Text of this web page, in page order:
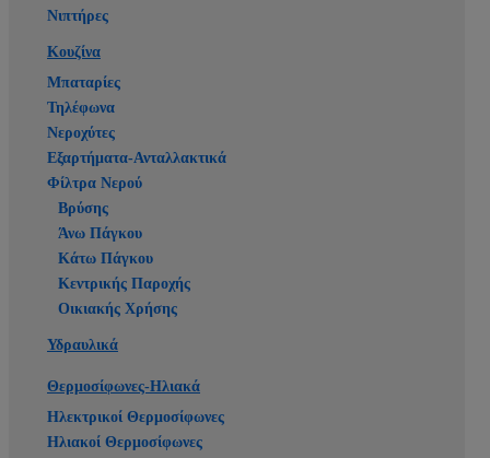
Νιπτήρες
Κουζίνα
Μπαταρίες
Τηλέφωνα
Νεροχύτες
Εξαρτήματα-Ανταλλακτικά
Φίλτρα Νερού
Βρύσης
Άνω Πάγκου
Κάτω Πάγκου
Κεντρικής Παροχής
Οικιακής Χρήσης
Υδραυλικά
Θερμοσίφωνες-Ηλιακά
Ηλεκτρικοί Θερμοσίφωνες
Ηλιακοί Θερμοσίφωνες